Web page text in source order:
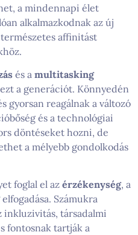
a mindennapi élet
alkalmazkodnak az új
affinitást
és a multitasking
a generációt. Könnyedén
gyorsan reagálnak a változó
és a technológiai
döntéseket hozni, de
a mélyebb gondolkodás
foglal el az érzékenység, a
elfogadása. Számukra
inkluzivitás, társadalmi
fontosnak tartják a